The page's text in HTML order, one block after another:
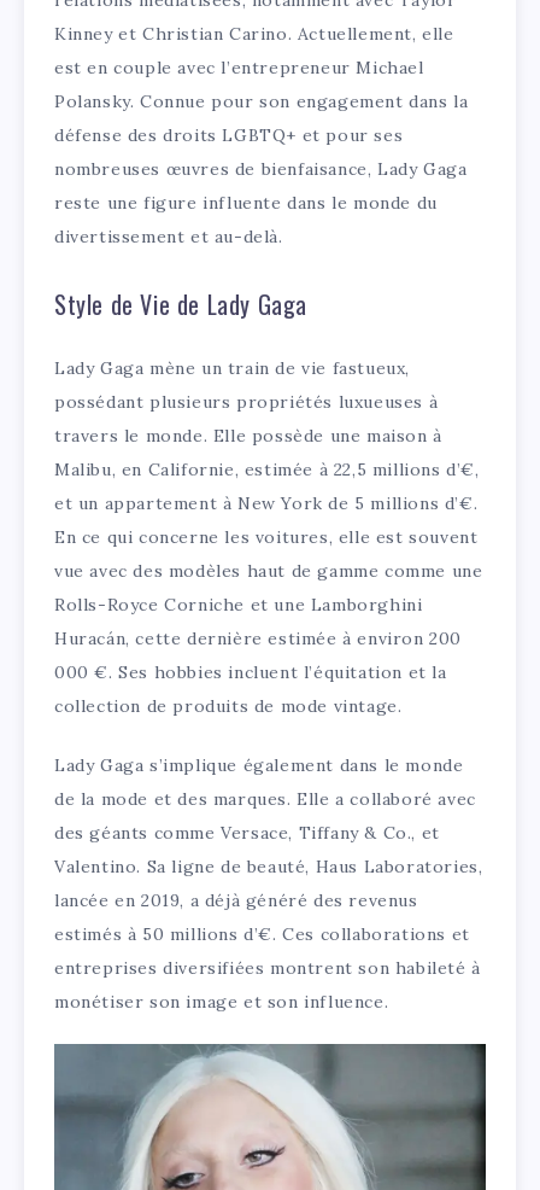
Kinney et Christian Carino. Actuellement, elle
est en couple avec l’entrepreneur Michael
Polansky. Connue pour son engagement dans la
défense des droits LGBTQ+ et pour ses
nombreuses œuvres de bienfaisance, Lady Gaga
reste une figure influente dans le monde du
divertissement et au-delà.
Style de Vie de Lady Gaga
Lady Gaga mène un train de vie fastueux,
possédant plusieurs propriétés luxueuses à
travers le monde. Elle possède une maison à
Malibu, en Californie, estimée à 22,5 millions d’€,
et un appartement à New York de 5 millions d’€.
En ce qui concerne les voitures, elle est souvent
vue avec des modèles haut de gamme comme une
Rolls-Royce Corniche et une Lamborghini
Huracán, cette dernière estimée à environ 200
000 €. Ses hobbies incluent l’équitation et la
collection de produits de mode vintage.
Lady Gaga s’implique également dans le monde
de la mode et des marques. Elle a collaboré avec
des géants comme Versace, Tiffany & Co., et
Valentino. Sa ligne de beauté, Haus Laboratories,
lancée en 2019, a déjà généré des revenus
estimés à 50 millions d’€. Ces collaborations et
entreprises diversifiées montrent son habileté à
monétiser son image et son influence.